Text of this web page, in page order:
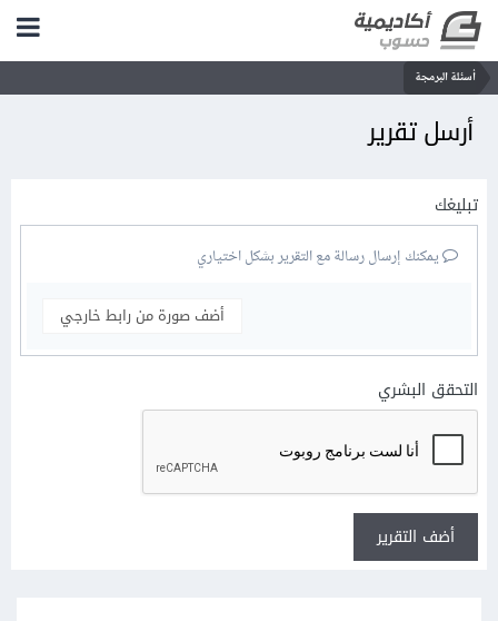
أسئلة البرمجة
أرسل تقرير
تبليغك
يمكنك إرسال رسالة مع التقرير بشكل اختياري
أضف صورة من رابط خارجي
التحقق البشري
أضف التقرير